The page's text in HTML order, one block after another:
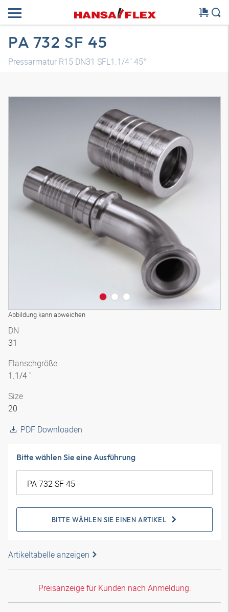
PA 732 SF 45
Pressarmatur R15 DN31 SFL1.1/4" 45°
Abbildung kann abweichen
3D Modell
DN
31
Flanschgröße
1.1/4 "
Size
20
PDF Downloaden
Bitte wählen Sie eine Ausführung
BITTE WÄHLEN SIE EINEN ARTIKEL
Artikeltabelle anzeigen
Preisanzeige für Kunden nach Anmeldung.